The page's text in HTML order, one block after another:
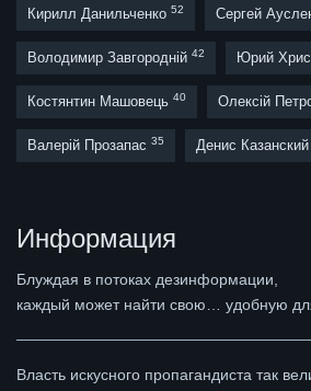
Кирилл Данильченко 52 Сергей
Володимир Завгородній 42 Юрий
Костянтин Машовець 40 Олексій
Валерій Прозапас 35 Денис Казанский
Информация
Блуждая в потоках дезинформации,
каждый может найти свою… удобную
Власть искусного пропагандиста так